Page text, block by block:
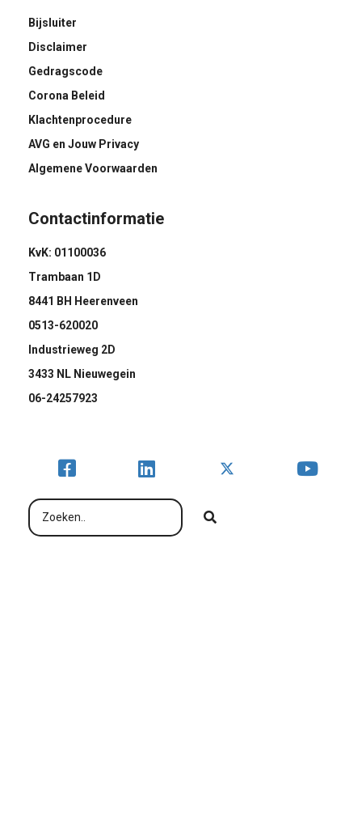
Bijsluiter
Disclaimer
Gedragscode
Corona Beleid
Klachtenprocedure
AVG en Jouw Privacy
Algemene Voorwaarden
Contactinformatie
KvK: 01100036
Trambaan 1D
8441 BH Heerenveen
0513-620020
Industrieweg 2D
3433 NL Nieuwegein
06-24257923